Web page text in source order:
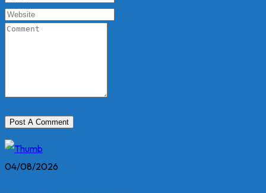
04/08/2026